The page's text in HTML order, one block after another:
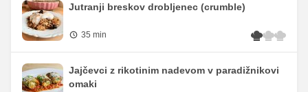
Jutranji breskov drobljenec (crumble)
35 min
Jajčevci z rikotinim nadevom v paradižnikovi
omaki